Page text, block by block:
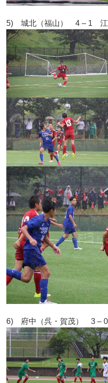
5) 城北（福山） 4 – 1 江
6) 府中（呉・賀茂） 3 – 0